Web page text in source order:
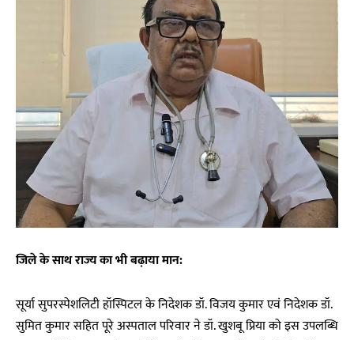
जिले के साथ राज्य का भी बढ़ाया मान:
सूर्या सुपरस्पेशलिटी हॉस्पिटल के निदेशक डॉ. विजय कुमार एवं निदेशक डॉ.
सुमित कुमार सहित पूरे अस्पताल परिवार ने डॉ. खुशबू प्रिया को इस उपलब्धि